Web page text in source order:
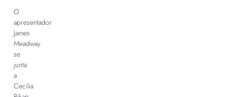
O
apresentador
James
Meadway
se
junta
a
Cecilia